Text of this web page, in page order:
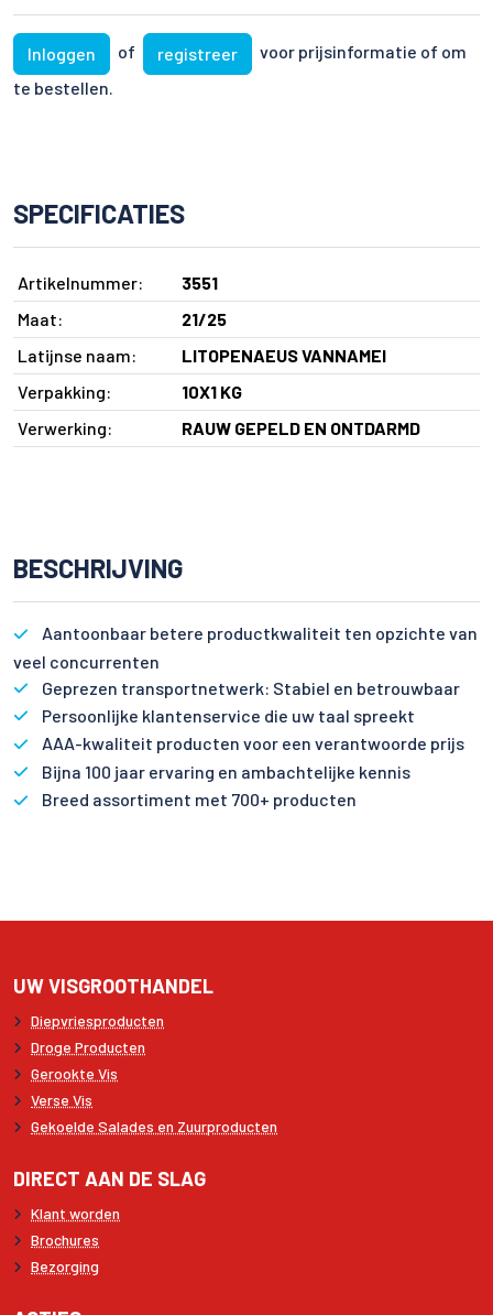
Inloggen of registreer
voor prijsinformatie of om
te bestellen.
SPECIFICATIES
Artikelnummer:
3551
Maat:
21/25
Latijnse naam:
LITOPENAEUS VANNAMEI
Verpakking:
10X1 KG
Verwerking:
RAUW GEPELD EN ONTDARMD
BESCHRIJVING
Aantoonbaar betere productkwaliteit ten opzichte van
veel concurrenten
Geprezen transportnetwerk: Stabiel en betrouwbaar
Persoonlijke klantenservice die uw taal spreekt
AAA-kwaliteit producten voor een verantwoorde prijs
Bijna 100 jaar ervaring en ambachtelijke kennis
Breed assortiment met 700+ producten
UW VISGROOTHANDEL
Diepvriesproducten
Droge Producten
Gerookte Vis
Verse Vis
Gekoelde Salades en Zuurproducten
DIRECT AAN DE SLAG
Klant worden
Brochures
Bezorging